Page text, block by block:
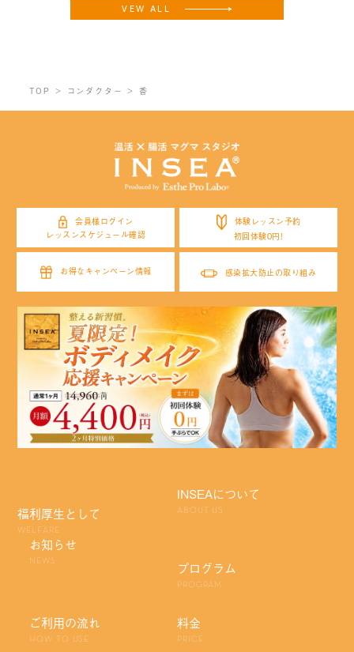
VEW ALL
TOP コンダクター 香
会員様ログイン
レッスンスケジュール確認
体験レッスン予約
初回体験0円!
お得なキャンペーン情報 感染拡大防止の取り組み
INSEAについて
ABOUT US
プログラム
PROGRAM
料金
PRICE
お知らせ
NEWS
ご利用の流れ
HOW TO USE
福利厚生として
WELFARE